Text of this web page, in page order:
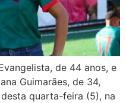
de 44 anos, e
Guimarães, de 34,
quarta-feira (5), na